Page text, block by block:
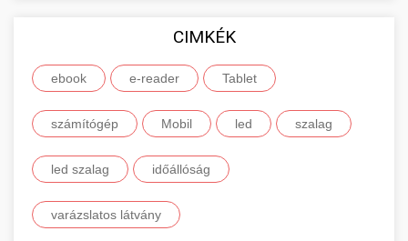
CIMKÉK
ebook e-reader Tablet
számítógép Mobil led szalag
led szalag időállóság
varázslatos látvány